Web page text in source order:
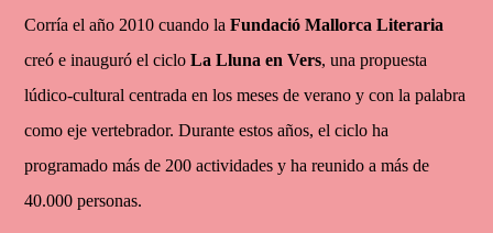
Corría el año 2010 cuando laFundació Mallorca Literaria
creó e inauguró el cicloLa Lluna en Vers, una propuesta
lúdico-cultural centrada en los meses de verano y con la palabra
como eje vertebrador. Durante estos años, el ciclo ha
programado más de 200 actividades y ha reunido a más de
40.000 personas.